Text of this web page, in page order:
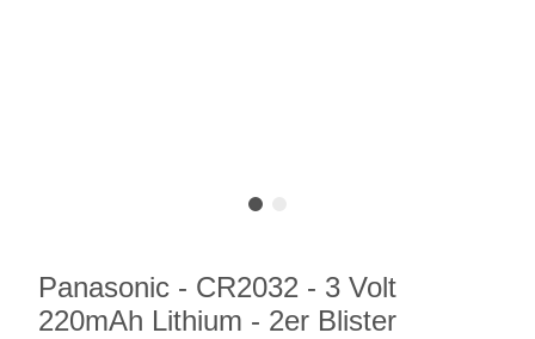
Panasonic - CR2032 - 3 Volt
220mAh Lithium - 2er Blister